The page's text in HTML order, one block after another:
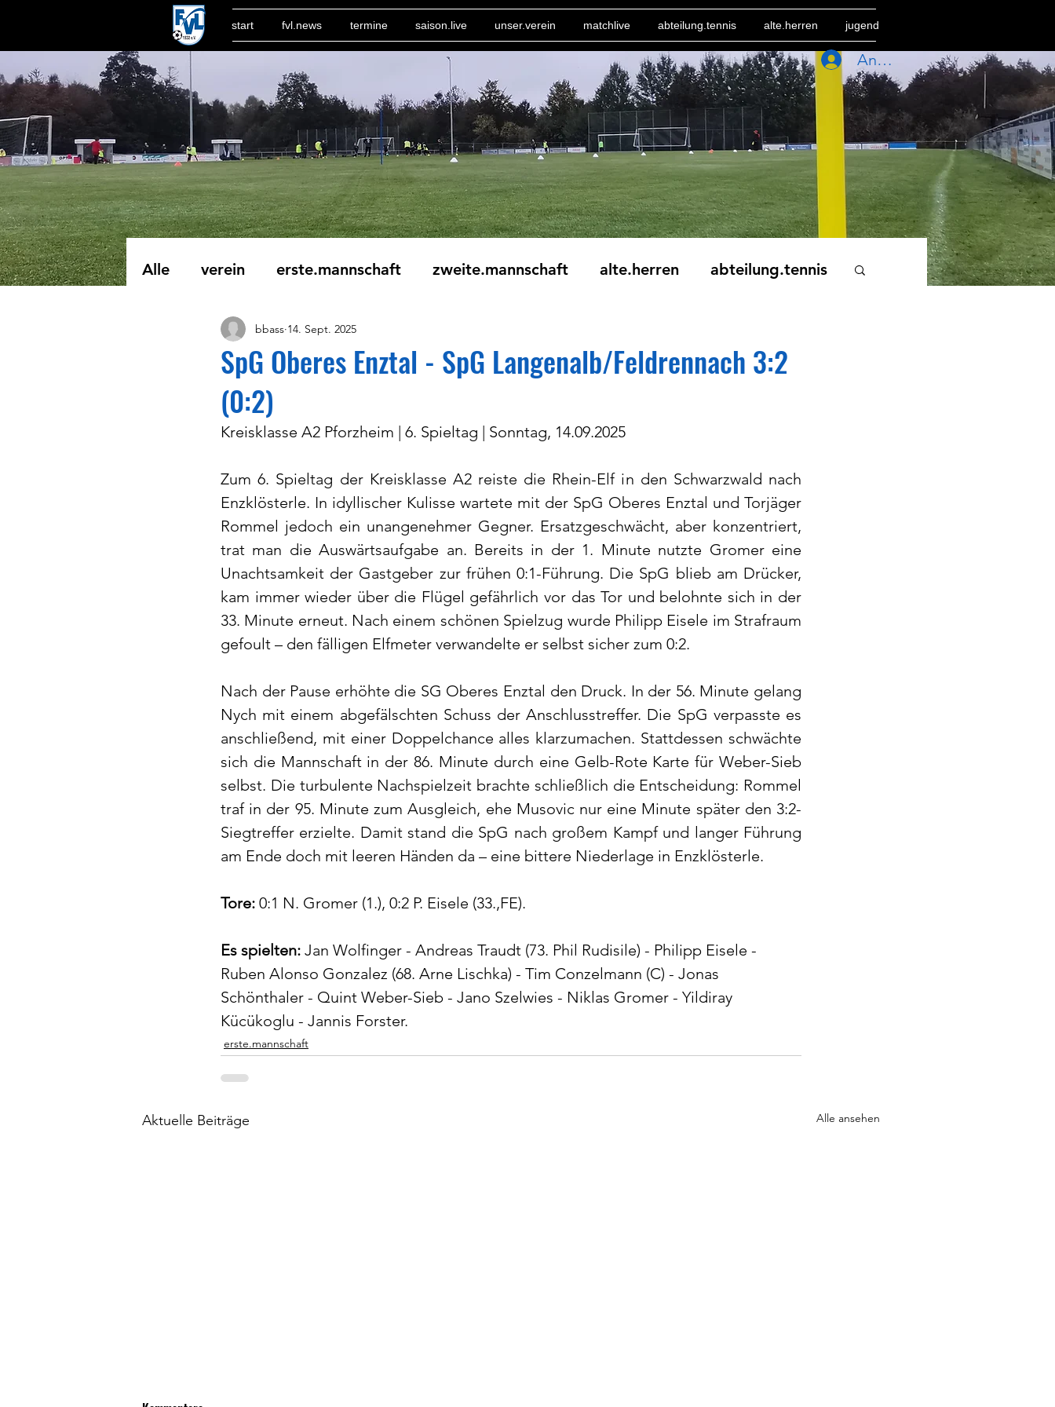
start fvl.news termine saison.live unser.verein matchlive abteilung.tennis alte.herren jugend
Anmelden
Alle verein erste.mannschaft zweite.mannschaft alte.herren abteilung.tennis
SpG Oberes Enztal - SpG Langenalb/Feldrennach 3:2
(0:2)
bbass 14. Sept. 2025
Kreisklasse A2 Pforzheim | 6. Spieltag | Sonntag, 14.09.2025
Zum 6. Spieltag der Kreisklasse A2 reiste die Rhein-Elf in den Schwarzwald nach
Enzklösterle. In idyllischer Kulisse wartete mit der SpG Oberes Enztal und Torjäger
Rommel jedoch ein unangenehmer Gegner. Ersatzgeschwächt, aber konzentriert,
trat man die Auswärtsaufgabe an. Bereits in der 1. Minute nutzte Gromer eine
Unachtsamkeit der Gastgeber zur frühen 0:1-Führung. Die SpG blieb am Drücker,
kam immer wieder über die Flügel gefährlich vor das Tor und belohnte sich in der
33. Minute erneut. Nach einem schönen Spielzug wurde Philipp Eisele im Strafraum
gefoult – den fälligen Elfmeter verwandelte er selbst sicher zum 0:2.
Nach der Pause erhöhte die SG Oberes Enztal den Druck. In der 56. Minute gelang
Nych mit einem abgefälschten Schuss der Anschlusstreffer. Die SpG verpasste es
anschließend, mit einer Doppelchance alles klarzumachen. Stattdessen schwächte
sich die Mannschaft in der 86. Minute durch eine Gelb-Rote Karte für Weber-Sieb
selbst. Die turbulente Nachspielzeit brachte schließlich die Entscheidung: Rommel
traf in der 95. Minute zum Ausgleich, ehe Musovic nur eine Minute später den 3:2-
Siegtreffer erzielte. Damit stand die SpG nach großem Kampf und langer Führung
am Ende doch mit leeren Händen da – eine bittere Niederlage in Enzklösterle.
Tore: 0:1 N. Gromer (1.), 0:2 P. Eisele (33.,FE).
Es spielten: Jan Wolfinger - Andreas Traudt (73. Phil Rudisile) - Philipp Eisele -
Ruben Alonso Gonzalez (68. Arne Lischka) - Tim Conzelmann (C) - Jonas
Schönthaler - Quint Weber-Sieb - Jano Szelwies - Niklas Gromer - Yildiray
Kücükoglu - Jannis Forster.
erste.mannschaft
Aktuelle Beiträge Alle ansehen